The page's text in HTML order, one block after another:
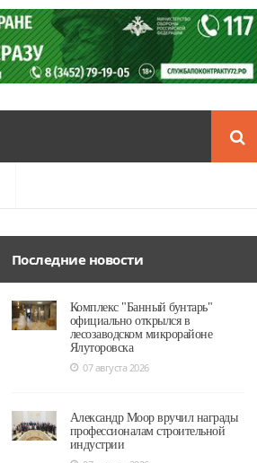
Последние новости
Комплекс "Банный бунтарь"
официально открылся в
лесозаводском микрорайоне
Ялуторовска
07 августа 2026
Александр Моор вручил награды
профессионалам строительной
индустрии